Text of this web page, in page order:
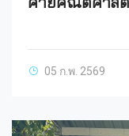
05 ก.พ. 2569